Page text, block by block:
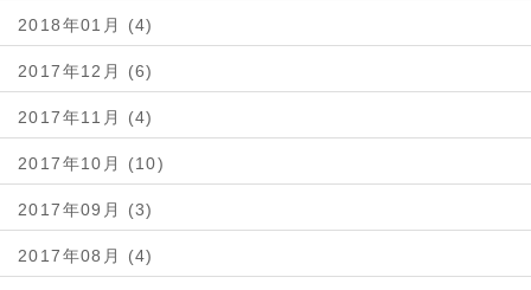
2018年01月 (4)
2017年12月 (6)
2017年11月 (4)
2017年10月 (10)
2017年09月 (3)
2017年08月 (4)